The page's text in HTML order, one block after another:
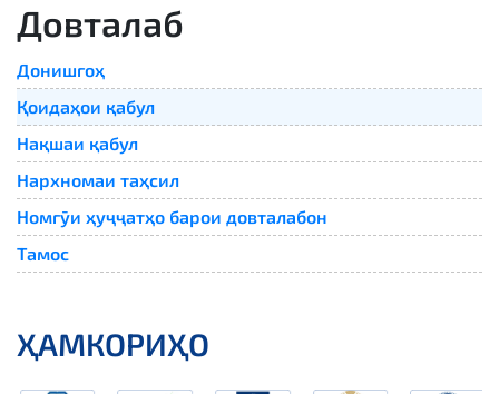
Довталаб
Донишгоҳ
Қоидаҳои қабул
Нақшаи қабул
Нархномаи таҳсил
Номгӯи ҳуҷҷатҳо барои довталабон
Тамос
ҲАМКОРИҲО